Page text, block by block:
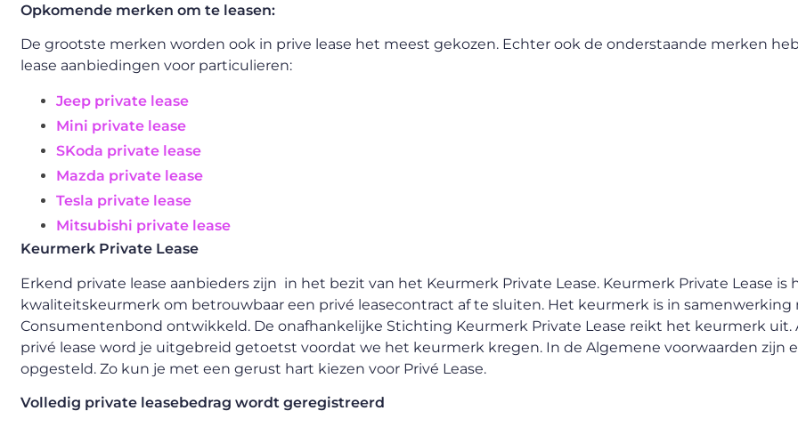
Opkomende merken om te leasen:
De grootste merken worden ook in prive lease het meest gekozen. Echter ook de onderstaande merken
lease aanbiedingen voor particulieren:
Jeep private lease
Mini private lease
SKoda private lease
Mazda private lease
Tesla private lease
Mitsubishi private lease
Keurmerk Private Lease
Erkend private lease aanbieders zijn in het bezit van het Keurmerk Private Lease. Keurmerk Private Lease is
kwaliteitskeurmerk om betrouwbaar een privé leasecontract af te sluiten. Het keurmerk is in samenwerking
Consumentenbond ontwikkeld. De onafhankelijke Stichting Keurmerk Private Lease reikt het keurmerk uit.
privé lease word je uitgebreid getoetst voordat we het keurmerk kregen. In de Algemene voorwaarden zijn
opgesteld. Zo kun je met een gerust hart kiezen voor Privé Lease.
Volledig private leasebedrag wordt geregistreerd